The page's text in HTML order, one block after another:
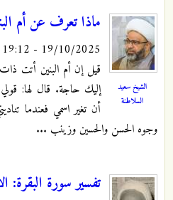
الشيخ سعيد
السلاطنة
ماذا تعرف عن أم
19/10/2025 - 19:12
قيل إن أم البنين أتت ذات
إليك حاجة. قال لها:
أن تغير اسمي فعندما
وجوه الحسن والحسين وزينب ...
تفسير سورة البقرة: الايات